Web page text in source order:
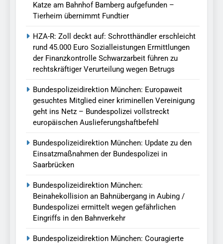
Katze am Bahnhof Bamberg aufgefunden –
Tierheim übernimmt Fundtier
HZA-R: Zoll deckt auf: Schrotthändler erschleicht
rund 45.000 Euro Sozialleistungen Ermittlungen
der Finanzkontrolle Schwarzarbeit führen zu
rechtskräftiger Verurteilung wegen Betrugs
Bundespolizeidirektion München: Europaweit
gesuchtes Mitglied einer kriminellen Vereinigung
geht ins Netz – Bundespolizei vollstreckt
europäischen Auslieferungshaftbefehl
Bundespolizeidirektion München: Update zu den
Einsatzmaßnahmen der Bundespolizei in
Saarbrücken
Bundespolizeidirektion München:
Beinahekollision an Bahnübergang in Aubing /
Bundespolizei ermittelt wegen gefährlichen
Eingriffs in den Bahnverkehr
Bundespolizeidirektion München: Couragierte